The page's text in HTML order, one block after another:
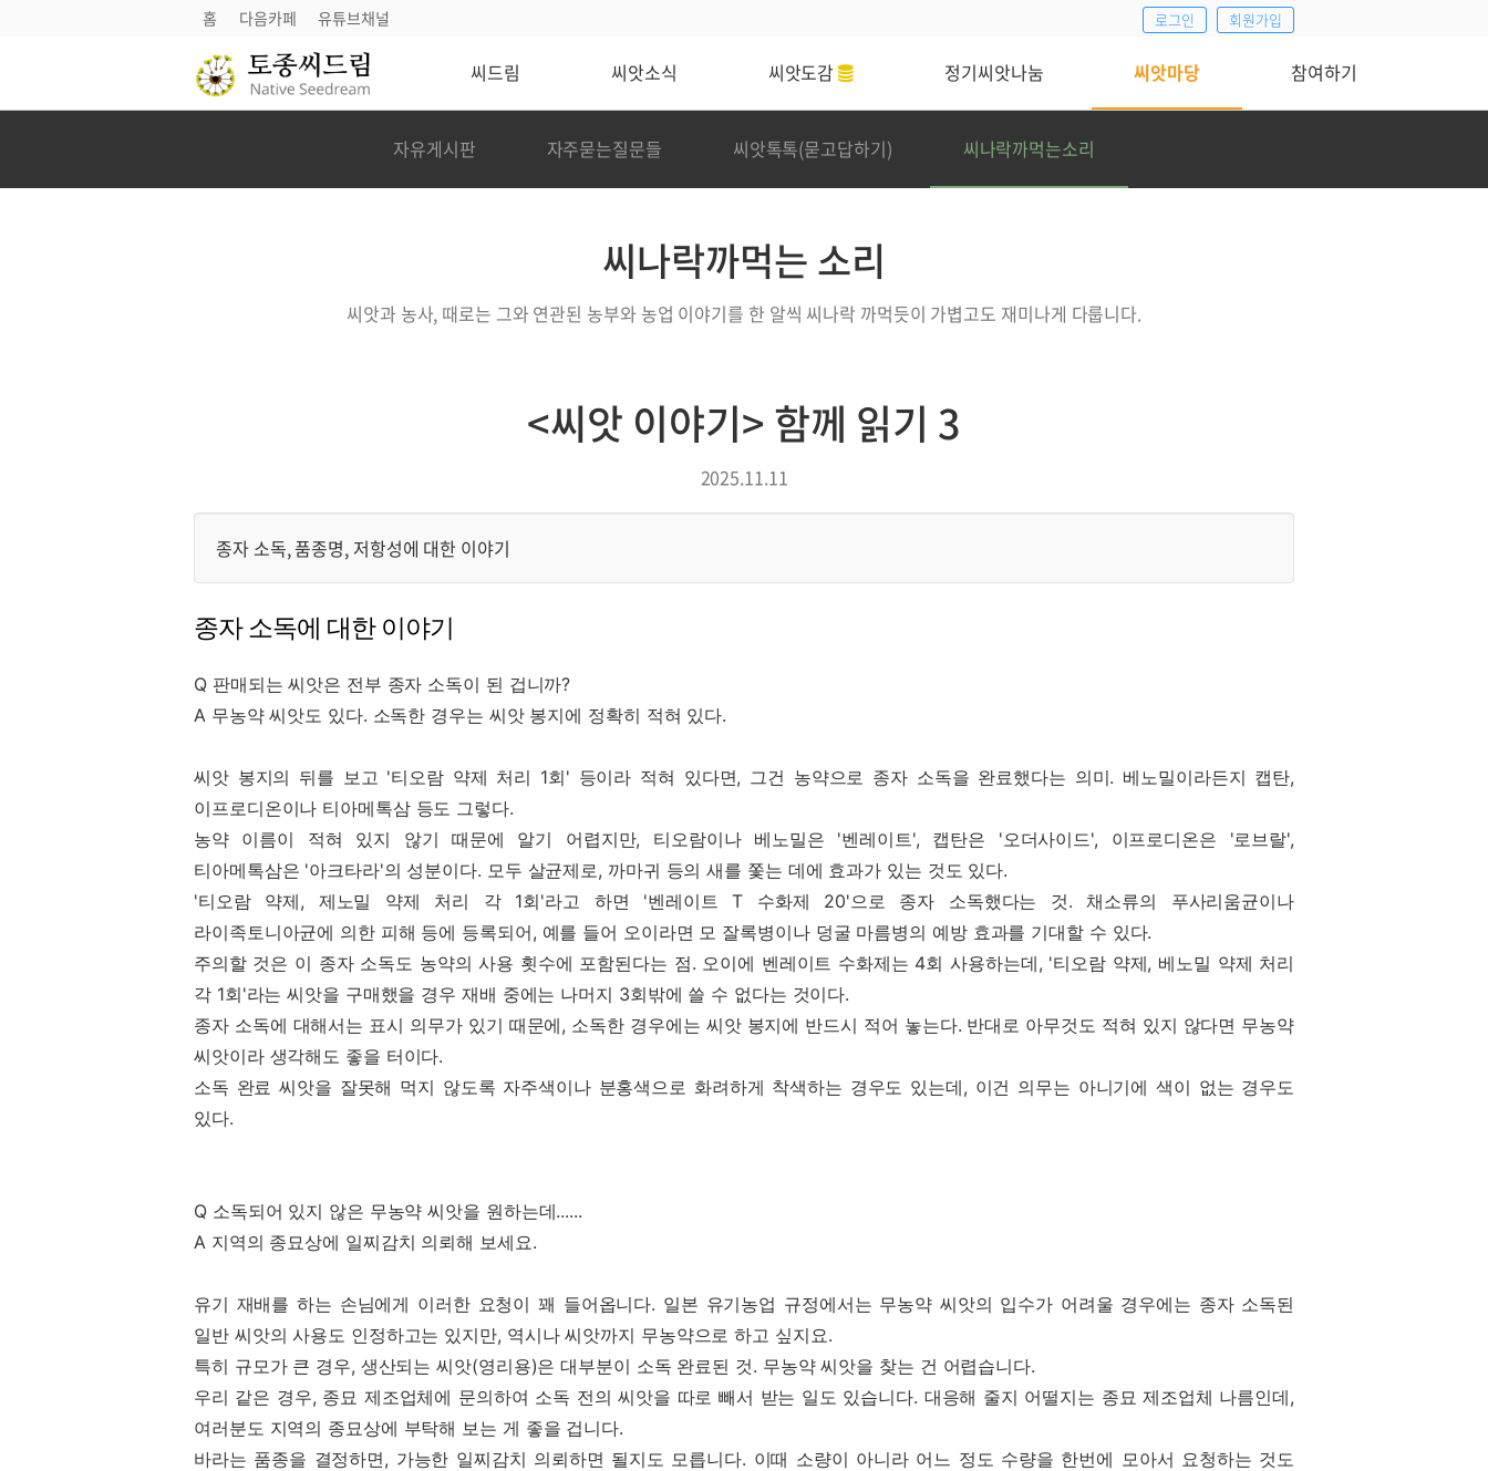
로그인 회원가입
홈 다음카페 유튜브채널
씨드림 씨앗소식 씨앗도감 정기씨앗나눔 씨앗마당 참여하기
자유게시판 자주묻는질문들 씨앗톡톡(묻고답하기) 씨나락까먹는소리
씨나락까먹는 소리
씨앗과 농사, 때로는 그와 연관된 농부와 농업 이야기를 한 알씩 씨나락 까먹듯이 가볍고도 재미나게 다룹니다.
<씨앗 이야기> 함께 읽기 3
2025.11.11
종자 소독, 품종명, 저항성에 대한 이야기
종자 소독에 대한 이야기
Q 판매되는 씨앗은 전부 종자 소독이 된 겁니까?
A 무농약 씨앗도 있다. 소독한 경우는 씨앗 봉지에 정확히 적혀 있다.
씨앗 봉지의 뒤를 보고 '티오람 약제 처리 1회' 등이라 적혀 있다면, 그건 농약으로 종자 소독을 완료했다는 의미. 베노밀이라든지 캡탄,
이프로디온이나 티아메톡삼 등도 그렇다.
농약 이름이 적혀 있지 않기 때문에 알기 어렵지만, 티오람이나 베노밀은 '벤레이트', 캡탄은 '오더사이드', 이프로디온은 '로브랄',
티아메톡삼은 '아크타라'의 성분이다. 모두 살균제로, 까마귀 등의 새를 쫓는 데에 효과가 있는 것도 있다.
'티오람 약제, 제노밀 약제 처리 각 1회'라고 하면 '벤레이트 T 수화제 20'으로 종자 소독했다는 것. 채소류의 푸사리움균이나
라이족토니아균에 의한 피해 등에 등록되어, 예를 들어 오이라면 모 잘록병이나 덩굴 마름병의 예방 효과를 기대할 수 있다.
주의할 것은 이 종자 소독도 농약의 사용 횟수에 포함된다는 점. 오이에 벤레이트 수화제는 4회 사용하는데, '티오람 약제, 베노밀 약제 처리
각 1회'라는 씨앗을 구매했을 경우 재배 중에는 나머지 3회밖에 쓸 수 없다는 것이다.
종자 소독에 대해서는 표시 의무가 있기 때문에, 소독한 경우에는 씨앗 봉지에 반드시 적어 놓는다. 반대로 아무것도 적혀 있지 않다면 무농약
씨앗이라 생각해도 좋을 터이다.
소독 완료 씨앗을 잘못해 먹지 않도록 자주색이나 분홍색으로 화려하게 착색하는 경우도 있는데, 이건 의무는 아니기에 색이 없는 경우도
있다.
Q 소독되어 있지 않은 무농약 씨앗을 원하는데......
A 지역의 종묘상에 일찌감치 의뢰해 보세요.
유기 재배를 하는 손님에게 이러한 요청이 꽤 들어옵니다. 일본 유기농업 규정에서는 무농약 씨앗의 입수가 어려울 경우에는 종자 소독된
일반 씨앗의 사용도 인정하고는 있지만, 역시나 씨앗까지 무농약으로 하고 싶지요.
특히 규모가 큰 경우, 생산되는 씨앗(영리용)은 대부분이 소독 완료된 것. 무농약 씨앗을 찾는 건 어렵습니다.
우리 같은 경우, 종묘 제조업체에 문의하여 소독 전의 씨앗을 따로 빼서 받는 일도 있습니다. 대응해 줄지 어떨지는 종묘 제조업체 나름인데,
여러분도 지역의 종묘상에 부탁해 보는 게 좋을 겁니다.
바라는 품종을 결정하면, 가능한 일찌감치 의뢰하면 될지도 모릅니다. 이때 소량이 아니라 어느 정도 수량을 한번에 모아서 요청하는 것도